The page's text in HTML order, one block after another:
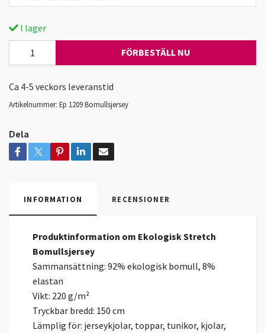
I lager
FÖRBESTÄLL NU
Ca 4-5 veckors leveranstid
Artikelnummer: Ep 1209 Bomullsjersey
Dela
INFORMATION RECENSIONER
Produktinformation om Ekologisk Stretch
Bomullsjersey
Sammansättning: 92% ekologisk bomull, 8%
elastan
Vikt: 220 g/m²
Tryckbar bredd: 150 cm
Lämplig för: jerseykjolar, toppar, tunikor, kjolar,